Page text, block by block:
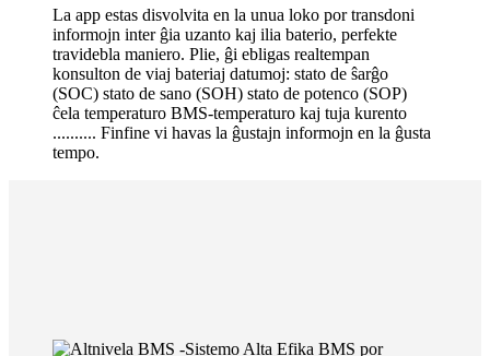
La app estas disvolvita en la unua loko por transdoni
informojn inter ĝia uzanto kaj ilia baterio, perfekte
travidebla maniero. Plie, ĝi ebligas realtempan
konsulton de viaj bateriaj datumoj: stato de ŝarĝo
(SOC) stato de sano (SOH) stato de potenco (SOP)
ĉela temperaturo BMS-temperaturo kaj tuja kurento
.......... Finfine vi havas la ĝustajn informojn en la ĝusta
tempo.